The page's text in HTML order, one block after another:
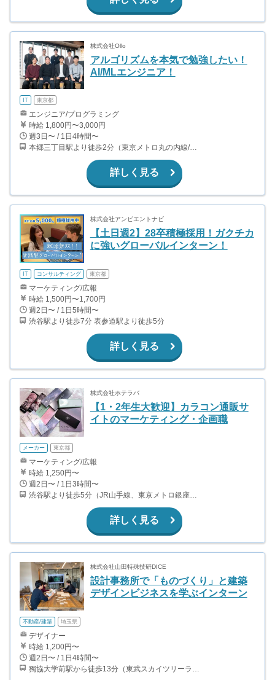
株式会社Ollo
アルゴリズムを本気で勉強したい！
AI/MLエンジニア！
IT 東京都
エンジニア/プログラミング
時給 1,800円〜3,000円
週3日〜 / 1日4時間〜
本郷三丁目駅より徒歩2分（東京メトロ丸の内線/都営地下鉄大江戸線）
詳しく見る
株式会社アンビエントナビ
【土日週2】28卒積極採用！ガクチカ
に強いグローバルインターン！
IT コンサルティング 東京都
マーケティング/広報
時給 1,500円〜1,700円
週2日〜 / 1日5時間〜
渋谷駅より徒歩7分 表参道駅より徒歩5分
詳しく見る
株式会社ホテラバ
【1・2年生大歓迎】カラコン通販サ
イトのマーケティング・企画職
メーカー 東京都
マーケティング/広報
時給 1,250円〜
週2日〜 / 1日3時間〜
渋谷駅より徒歩5分（JR山手線、東京メトロ銀座・半蔵門・副都心線）
詳しく見る
株式会社山田特殊技研DICE
設計事務所で「ものづくり」と建築
デザインビジネスを学ぶインターン
不動産/建築 埼玉県
デザイナー
時給 1,200円〜
週2日〜 / 1日4時間〜